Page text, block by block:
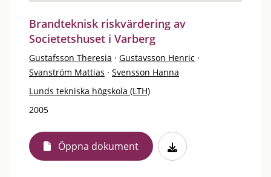
Brandteknisk riskvärdering av
Societetshuset i Varberg
Gustafsson Theresia · Gustavsson Henric ·
Svanström Mattias · Svensson Hanna
Lunds tekniska högskola (LTH)
2005
Öppna dokument